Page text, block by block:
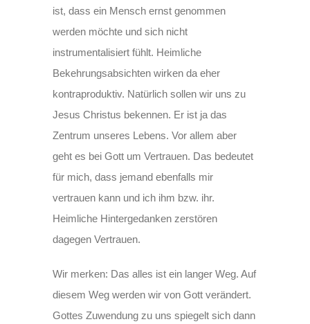
ist, dass ein Mensch ernst genommen
werden möchte und sich nicht
instrumentalisiert fühlt. Heimliche
Bekehrungsabsichten wirken da eher
kontraproduktiv. Natürlich sollen wir uns zu
Jesus Christus bekennen. Er ist ja das
Zentrum unseres Lebens. Vor allem aber
geht es bei Gott um Vertrauen. Das bedeutet
für mich, dass jemand ebenfalls mir
vertrauen kann und ich ihm bzw. ihr.
Heimliche Hintergedanken zerstören
dagegen Vertrauen.
Wir merken: Das alles ist ein langer Weg. Auf
diesem Weg werden wir von Gott verändert.
Gottes Zuwendung zu uns spiegelt sich dann